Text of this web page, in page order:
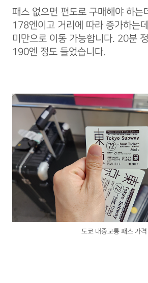
패스 없으면 편도로 구매해야 하는
178엔이고 거리에 따라 증가하는
미만으로 이동 가능합니다. 20분
190엔 정도 들었습니다.
도쿄 대중교통 패스 가격